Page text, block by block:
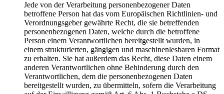
Jede von der Verarbeitung personenbezogener Daten
betroffene Person hat das vom Europäischen Richtlinien- und
Verordnungsgeber gewährte Recht, die sie betreffenden
personenbezogenen Daten, welche durch die betroffene
Person einem Verantwortlichen bereitgestellt wurden, in
einem strukturierten, gängigen und maschinenlesbaren Format
zu erhalten. Sie hat außerdem das Recht, diese Daten einem
anderen Verantwortlichen ohne Behinderung durch den
Verantwortlichen, dem die personenbezogenen Daten
bereitgestellt wurden, zu übermitteln, sofern die Verarbeitung